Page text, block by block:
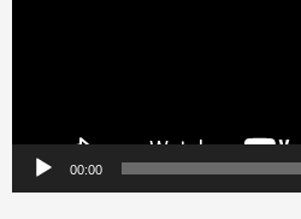
00:00